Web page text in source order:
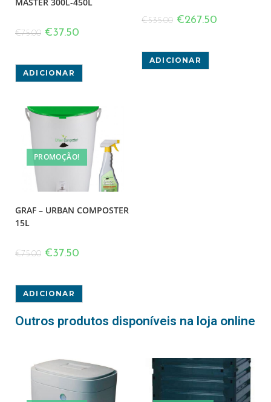
€75.00 €37.50
ADICIONAR
€535.00 €267.50
ADICIONAR
PROMOÇÃO!
GRAF – URBAN COMPOSTER
15L
€75.00 €37.50
ADICIONAR
Outros produtos disponíveis na loja online